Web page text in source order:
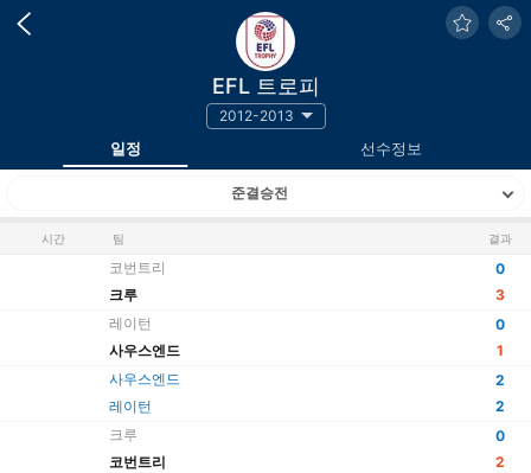
EFL 트로피
2012-2013
일정 선수정보
준결승전
시간 팀 결과
코번트리
크루
0
3
레이턴
사우스엔드
0
1
사우스엔드
레이턴
2
2
크루
코번트리
0
2